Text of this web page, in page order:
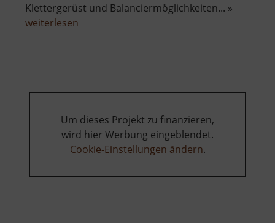
Klettergerüst und Balanciermöglichkeiten... »
weiterlesen
Um dieses Projekt zu finanzieren,
wird hier Werbung eingeblendet.
Cookie-Einstellungen ändern.